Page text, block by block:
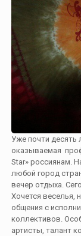
Уже почти десять
оказываемая
Star» россиянам.
любой город
вечер отдыха.
Хочется веселья,
общения с
коллективов.
артисты, талант